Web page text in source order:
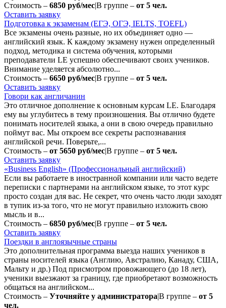
Стоимость – 6850 руб/мес|В группе – от 5 чел.
Оставить заявку
Подготовка к экзаменам (ЕГЭ, ОГЭ, IELTS, TOEFL)
Все экзамены очень разные, но их объединяет одно —
английский язык. К каждому экзамену нужен определенный
подход, методика и система обучения, которыми
преподаватели LE успешно обеспечивают своих учеников.
Внимание уделяется абсолютно...
Стоимость – 6650 руб/мес|В группе – от 5 чел.
Оставить заявку
Говори как англичанин
Это отличное дополнение к основным курсам LE. Благодаря
ему вы углубитесь в тему произношения. Вы отлично будете
понимать носителей языка, а они в свою очередь правильно
поймут вас. Мы откроем все секреты распознавания
английской речи. Поверьте,...
Стоимость – от 5650 руб/мес|В группе – от 5 чел.
Оставить заявку
«Business English» (Профессиональный английский)
Если вы работаете в иностранной компании или часто ведете
переписки с партнерами на английском языке, то этот курс
просто создан для вас. Не секрет, что очень часто люди заходят
в тупик из-за того, что не могут правильно изложить свою
мысль и в...
Стоимость – 6850 руб/мес|В группе – от 5 чел.
Оставить заявку
Поездки в англоязычные страны
Это дополнительная программа выезда наших учеников в
страны носителей языка (Англию, Австралию, Канаду, США,
Мальту и др.) Под присмотром провожающего (до 18 лет),
ученики выезжают за границу, где приобретают возможность
общаться на английском...
Стоимость – Уточняйте у администратора|В группе – от 5
чел.